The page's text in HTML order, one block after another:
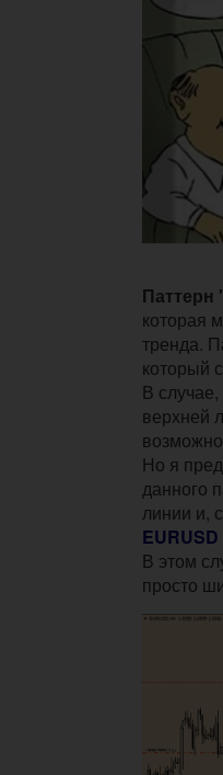
Паттерн
которая
тренда.
который
В
верхней
Но я
данного
линии и,
EURUSD
В этом
просто